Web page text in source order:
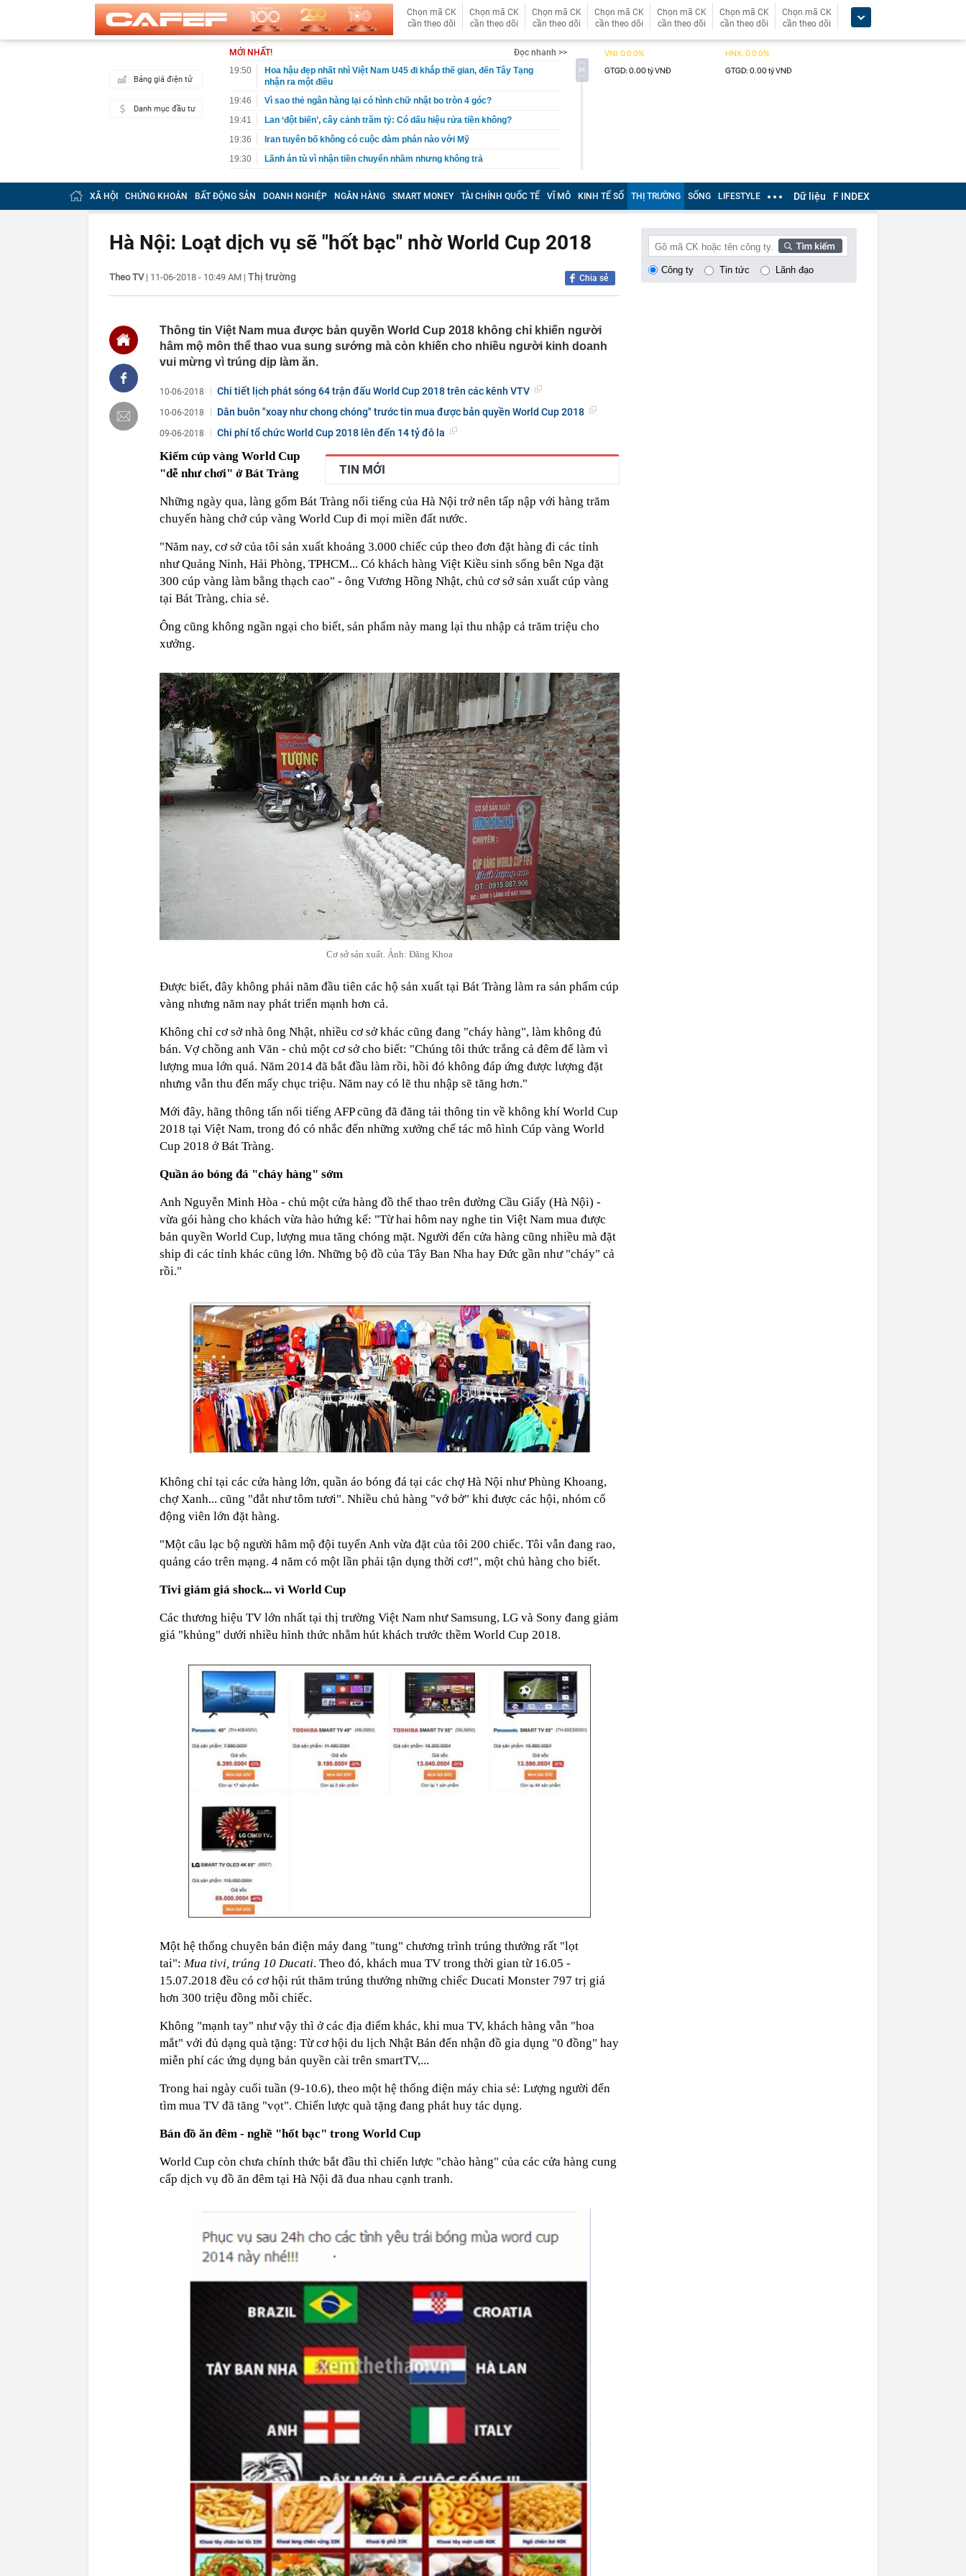
Chọn mã CK
cần theo dõi
Chọn mã CK
cần theo dõi
Chọn mã CK
cần theo dõi
Chọn mã CK
cần theo dõi
Chọn mã CK
cần theo dõi
Chọn mã CK
cần theo dõi
Chọn mã CK
cần theo dõi
Bảng giá điện tử
Danh mục đầu tư
MỚI NHẤT!
Đọc nhanh >>
19:50
Hoa hậu đẹp nhất nhì Việt Nam U45 đi khắp thế gian, đến Tây Tạng
nhận ra một điều
19:46
Vì sao thẻ ngân hàng lại có hình chữ nhật bo tròn 4 góc?
19:41
Lan ‘đột biến’, cây cảnh trăm tỷ: Có dấu hiệu rửa tiền không?
19:36
Iran tuyên bố không có cuộc đàm phán nào với Mỹ
19:30
Lãnh án tù vì nhận tiền chuyển nhầm nhưng không trả
19:29
Tịch thu 65,5 tỷ đồng tiền mặt và loạt thiết bị bí mật trong một căn hộ
19:23
Ra quyết định khởi tố Võ Thị Mai SN 1973 cùng 8 người khác
19:15
Lãi suất ngân hàng 6/8 tại Agribank, Vietcombank, BIDV, VietinBank,
MB, Sacombank, HDBank,...
19:14
Công ty con của HAGL chốt thời gian IPO 18,8 triệu cổ phiếu
19:10
Suzuki Burgman 400 ABS trình làng bản nâng cấp tương thích xăng
E10, gây sức ép lên Honda SH350i và Yamaha XMAX 300
19:09
Cuộc đua mới trên thị trường thẻ tín dụng: Các ngân hàng chuyển từ
cạnh tranh ưu đãi sang "may đo" trải nghiệm cho từng khách hàng
Nguyễn Thị Phương Hoa và Trần Văn Phúc: 1 người được mời đến
ngân hàng làm việc
năm mới có 1 lời xin lỗi
19:01
Khoan sâu 850 mét, phát hiện 1,78 triệu tấn kim loại, lập kỷ lục cả
18:57
Tài khoản ngân hàng phát sinh 12 giao dịch chuyển khoản liên tiếp với
tổng 5 tỷ đồng: Người đàn ông được công an mời làm việc
XÃ HỘI CHỨNG KHOÁN BẤT ĐỘNG SẢN DOANH NGHIỆP NGÂN HÀNG SMART MONEY TÀI CHÍNH QUỐC TẾ VĨ MÔ KINH TẾ SỐ THỊ TRƯỜNG SỐNG LIFESTYLE Dữ liệu F INDEX
Hà Nội: Loạt dịch vụ sẽ "hốt bạc" nhờ World Cup 2018
Theo TV| 11-06-2018 - 10:49 AM | Thị trường Chia sẻ
Thông tin Việt Nam mua được bản quyền World Cup 2018 không chỉ khiến người
hâm mộ môn thể thao vua sung sướng mà còn khiến cho nhiều người kinh doanh
vui mừng vì trúng dịp làm ăn.
10-06-2018 Chi tiết lịch phát sóng 64 trận đấu World Cup 2018 trên các kênh VTV
10-06-2018 Dân buôn "xoay như chong chóng" trước tin mua được bản quyền World Cup 2018
09-06-2018 Chi phí tổ chức World Cup 2018 lên đến 14 tỷ đô la
TIN MỚI
Kiếm cúp vàng World Cup
"dễ như chơi" ở Bát Tràng
Những ngày qua, làng gốm Bát Tràng nổi tiếng của Hà Nội trở nên tấp nập với hàng trăm
chuyến hàng chở cúp vàng World Cup đi mọi miền đất nước.
"Năm nay, cơ sở của tôi sản xuất khoảng 3.000 chiếc cúp theo đơn đặt hàng đi các tỉnh
như Quảng Ninh, Hải Phòng, TPHCM... Có khách hàng Việt Kiều sinh sống bên Nga đặt
300 cúp vàng làm bằng thạch cao" - ông Vương Hồng Nhật, chủ cơ sở sản xuất cúp vàng
tại Bát Tràng, chia sẻ.
Ông cũng không ngần ngại cho biết, sản phẩm này mang lại thu nhập cả trăm triệu cho
xưởng.
Cơ sở sản xuất. Ảnh: Đăng Khoa
Được biết, đây không phải năm đầu tiên các hộ sản xuất tại Bát Tràng làm ra sản phẩm cúp
vàng nhưng năm nay phát triển mạnh hơn cả.
Không chỉ cơ sở nhà ông Nhật, nhiều cơ sở khác cũng đang "cháy hàng", làm không đủ
bán. Vợ chồng anh Văn - chủ một cơ sở cho biết: "Chúng tôi thức trắng cả đêm để làm vì
lượng mua lớn quá. Năm 2014 đã bắt đầu làm rồi, hồi đó không đáp ứng được lượng đặt
nhưng vẫn thu đến mấy chục triệu. Năm nay có lẽ thu nhập sẽ tăng hơn."
Mới đây, hãng thông tấn nổi tiếng AFP cũng đã đăng tải thông tin về không khí World Cup
2018 tại Việt Nam, trong đó có nhắc đến những xưởng chế tác mô hình Cúp vàng World
Cup 2018 ở Bát Tràng.
Quần áo bóng đá "cháy hàng" sớm
Anh Nguyễn Minh Hòa - chủ một cửa hàng đồ thể thao trên đường Cầu Giấy (Hà Nội) -
vừa gói hàng cho khách vừa hào hứng kể: "Từ hai hôm nay nghe tin Việt Nam mua được
bản quyền World Cup, lượng mua tăng chóng mặt. Người đến cửa hàng cũng nhiều mà đặt
ship đi các tỉnh khác cũng lớn. Những bộ đồ của Tây Ban Nha hay Đức gần như "cháy" cả
rồi."
Không chỉ tại các cửa hàng lớn, quần áo bóng đá tại các chợ Hà Nội như Phùng Khoang,
chợ Xanh... cũng "đắt như tôm tươi". Nhiều chủ hàng "vớ bở" khi được các hội, nhóm cổ
động viên lớn đặt hàng.
"Một câu lạc bộ người hâm mộ đội tuyển Anh vừa đặt của tôi 200 chiếc. Tôi vẫn đang rao,
quảng cáo trên mạng. 4 năm có một lần phải tận dụng thời cơ!", một chủ hàng cho biết.
Tivi giảm giá shock... vì World Cup
Các thương hiệu TV lớn nhất tại thị trường Việt Nam như Samsung, LG và Sony đang giảm
giá "khủng" dưới nhiều hình thức nhằm hút khách trước thềm World Cup 2018.
Một hệ thống chuyên bán điện máy đang "tung" chương trình trúng thưởng rất "lọt
tai": Mua tivi, trúng 10 Ducati. Theo đó, khách mua TV trong thời gian từ 16.05 -
15.07.2018 đều có cơ hội rút thăm trúng thưởng những chiếc Ducati Monster 797 trị giá
hơn 300 triệu đồng mỗi chiếc.
Không "mạnh tay" như vậy thì ở các địa điểm khác, khi mua TV, khách hàng vẫn "hoa
mắt" với đủ dạng quà tặng: Từ cơ hội du lịch Nhật Bản đến nhận đồ gia dụng "0 đồng" hay
miễn phí các ứng dụng bản quyền cài trên smartTV,...
Trong hai ngày cuối tuần (9-10.6), theo một hệ thống điện máy chia sẻ: Lượng người đến
tìm mua TV đã tăng "vọt". Chiến lược quà tặng đang phát huy tác dụng.
Bán đồ ăn đêm - nghề "hốt bạc" trong World Cup
World Cup còn chưa chính thức bắt đầu thì chiến lược "chào hàng" của các cửa hàng cung
cấp dịch vụ đồ ăn đêm tại Hà Nội đã đua nhau cạnh tranh.
Công ty Tin tức Lãnh đạo